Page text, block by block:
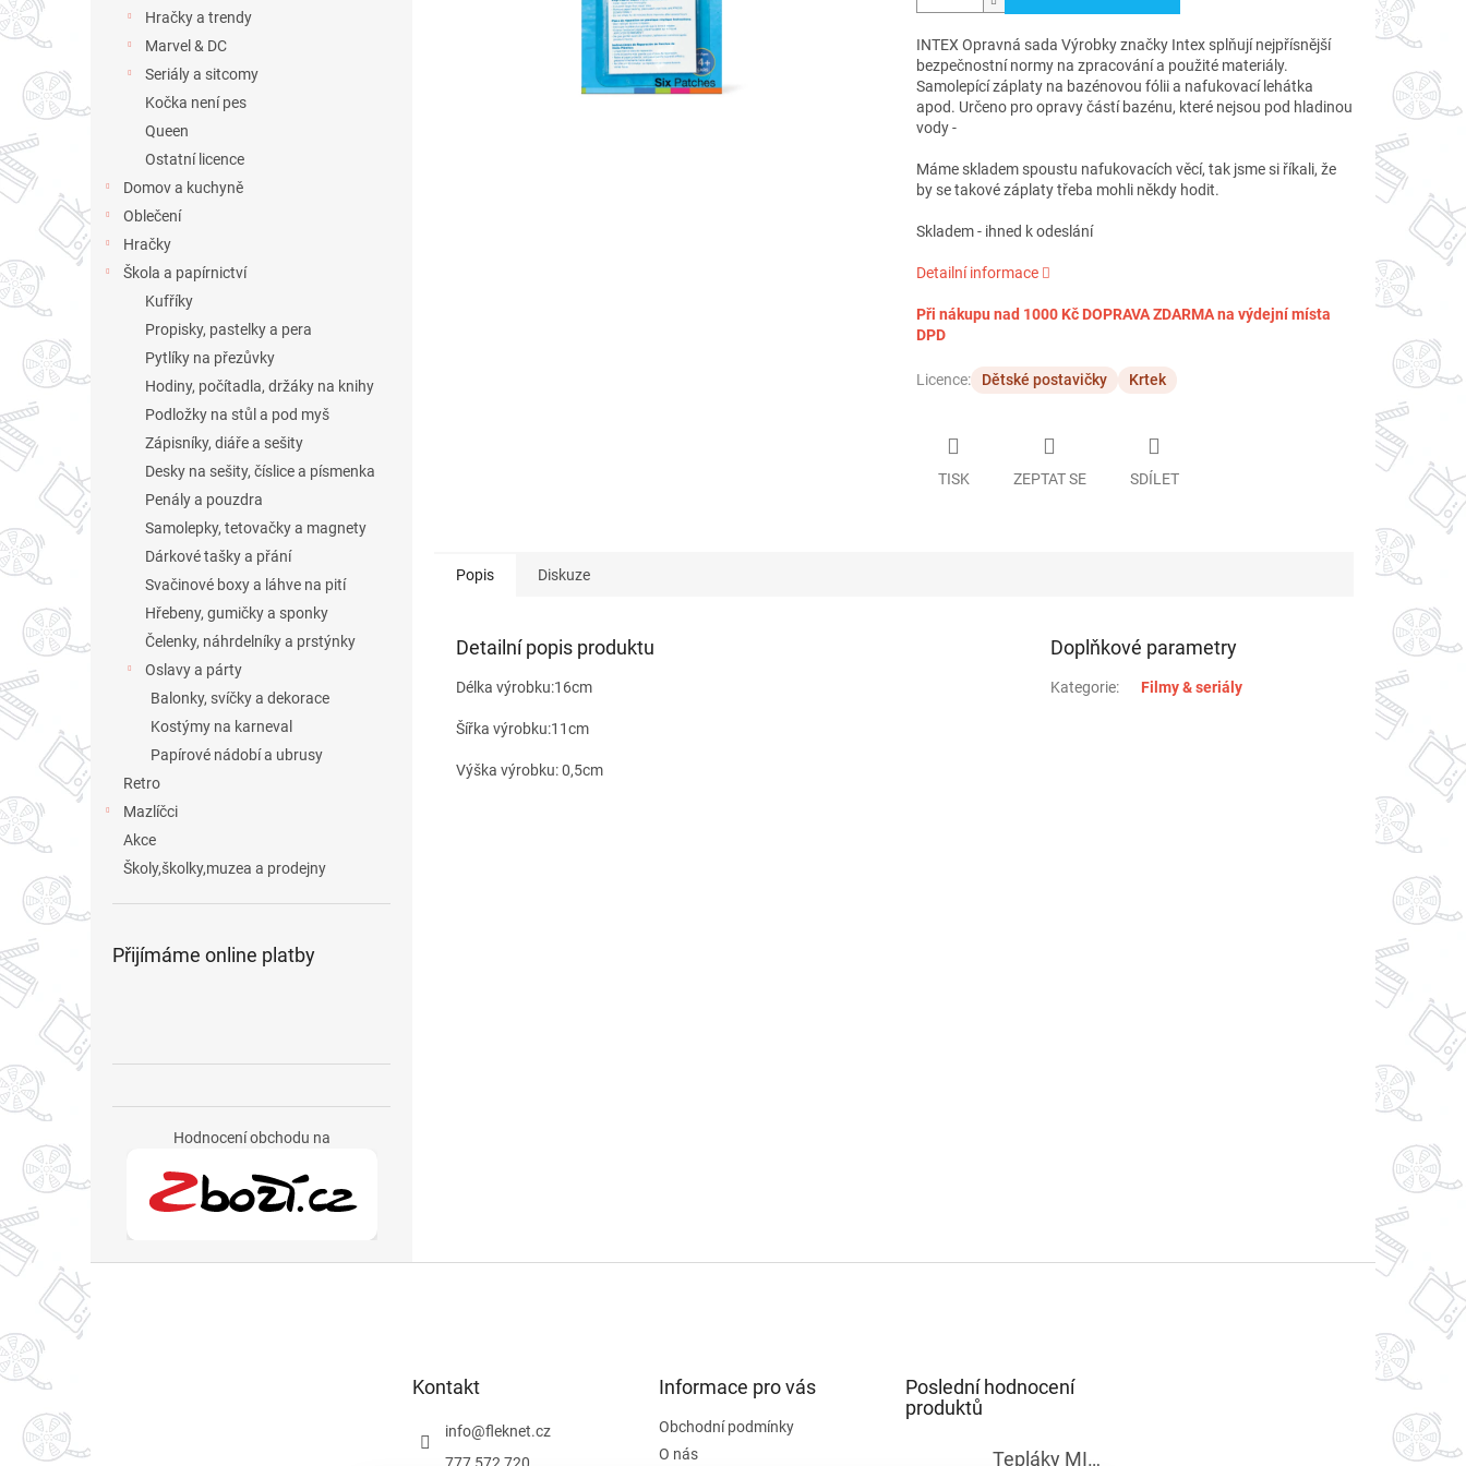
Hračky a trendy
Marvel & DC
Seriály a sitcomy
Kočka není pes
Queen
Ostatní licence
Domov a kuchyně
Oblečení
Hračky
Škola a papírnictví
Kufříky
Propisky, pastelky a pera
Pytlíky na přezůvky
Hodiny, počítadla, držáky na knihy
Podložky na stůl a pod myš
Zápisníky, diáře a sešity
Desky na sešity, číslice a písmenka
Penály a pouzdra
Samolepky, tetovačky a magnety
Dárkové tašky a přání
Svačinové boxy a láhve na pití
Hřebeny, gumičky a sponky
Čelenky, náhrdelníky a prstýnky
Oslavy a párty
Balonky, svíčky a dekorace
Kostýmy na karneval
Papírové nádobí a ubrusy
Retro
Mazlíčci
Akce
Školy,školky,muzea a prodejny
Přijímáme online platby
Hodnocení obchodu na
INTEX Opravná sada Výrobky značky Intex splňují nejpřísnější
bezpečnostní normy na zpracování a použité materiály.
Samolepící záplaty na bazénovou fólii a nafukovací lehátka
apod. Určeno pro opravy částí bazénu, které nejsou pod hladinou
vody -
Máme skladem spoustu nafukovacích věcí, tak jsme si říkali, že
by se takové záplaty třeba mohli někdy hodit.
Skladem - ihned k odeslání
Detailní informace
Při nákupu nad 1000 Kč DOPRAVA ZDARMA na výdejní místa
DPD
Licence: Dětské postavičky Krtek
TISK ZEPTAT SE SDÍLET
Popis Diskuze
Detailní popis produktu
Délka výrobku:16cm
Šířka výrobku:11cm
Výška výrobku: 0,5cm
Doplňkové parametry
Kategorie: Filmy & seriály
Z
a
t
Kontakt
info@fleknet.cz
777 572 720
Informace pro vás
Obchodní podmínky
O nás
Poslední hodnocení
produktů
Tepláky MINECRAFT chlapecké